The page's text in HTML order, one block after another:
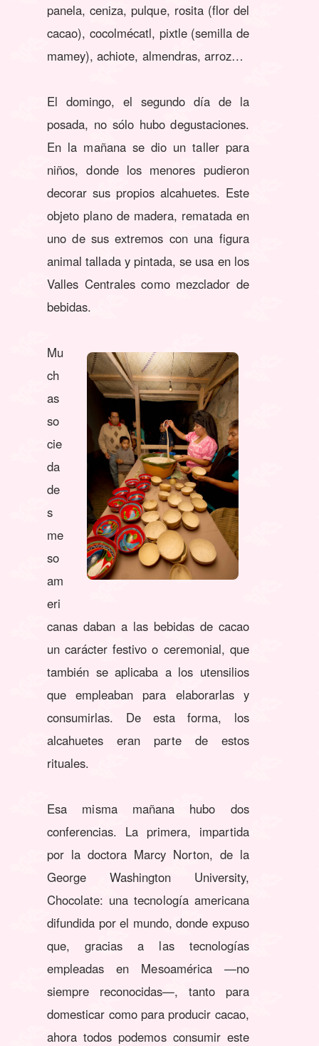
panela, ceniza, pulque, rosita (flor del
cacao), cocolmécatl, pixtle (semilla de
mamey), achiote, almendras, arroz…
El domingo, el segundo día de la
posada, no sólo hubo degustaciones.
En la mañana se dio un taller para
niños, donde los menores pudieron
decorar sus propios alcahuetes. Este
objeto plano de madera, rematada en
uno de sus extremos con una figura
animal tallada y pintada, se usa en los
Valles Centrales como mezclador de
bebidas.
Mu
ch
as
so
cie
da
de
s
me
so
am
eri
canas daban a las bebidas de cacao
un carácter festivo o ceremonial, que
también se aplicaba a los utensilios
que empleaban para elaborarlas y
consumirlas. De esta forma, los
alcahuetes eran parte de estos
rituales.
Esa misma mañana hubo dos
conferencias. La primera, impartida
por la doctora Marcy Norton, de la
George Washington University,
Chocolate: una tecnología americana
difundida por el mundo, donde expuso
que, gracias a las tecnologías
empleadas en Mesoamérica —no
siempre reconocidas—, tanto para
domesticar como para producir cacao,
ahora todos podemos consumir este